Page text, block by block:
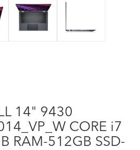
14" 9430
CORE i7
RAM-512GB SSD-